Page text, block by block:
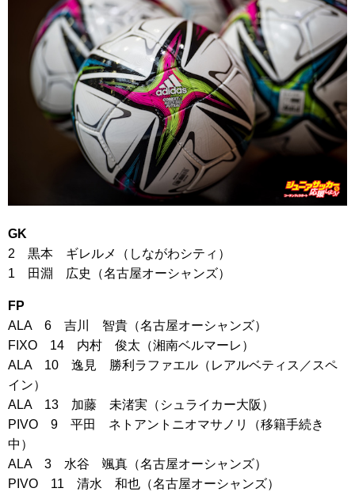
GK
2 黒本 ギレルメ（しながわシティ）
1 田淵 広史（名古屋オーシャンズ）
FP
ALA 6 吉川 智貴（名古屋オーシャンズ）
FIXO 14 内村 俊太（湘南ベルマーレ）
ALA 10 逸見 勝利ラファエル（レアルベティス／スペ
イン）
ALA 13 加藤 未渚実（シュライカー大阪）
PIVO 9 平田 ネトアントニオマサノリ（移籍手続き
中）
ALA 3 水谷 颯真（名古屋オーシャンズ）
PIVO 11 清水 和也（名古屋オーシャンズ）